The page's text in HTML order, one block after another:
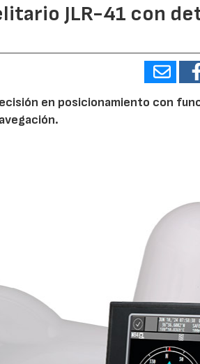
JLR-41 con
en posicionamiento con